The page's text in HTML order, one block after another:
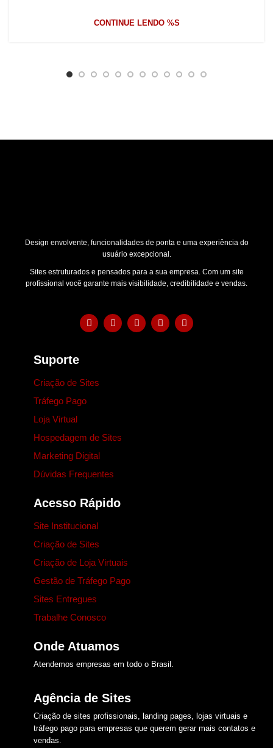
CONTINUE LENDO %S
Design envolvente, funcionalidades de ponta e uma experiência do
usuário excepcional.
Sites estruturados e pensados para a sua empresa. Com um site
profissional você garante mais visibilidade, credibilidade e vendas.
Suporte
Criação de Sites
Tráfego Pago
Loja Virtual
Hospedagem de Sites
Marketing Digital
Dúvidas Frequentes
Acesso Rápido
Site Institucional
Criação de Sites
Criação de Loja Virtuais
Gestão de Tráfego Pago
Sites Entregues
Trabalhe Conosco
Onde Atuamos​
Atendemos empresas em todo o Brasil.
Agência de Sites
Criação de sites profissionais, landing pages, lojas virtuais e
tráfego pago para empresas que querem gerar mais contatos e
vendas.​